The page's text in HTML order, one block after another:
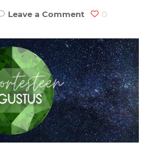
Leave a Comment on
augustus:
Peridoot
0